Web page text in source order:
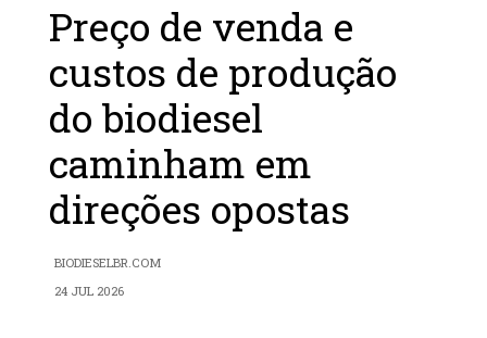
Preço de venda e
custos de produção
do biodiesel
caminham em
direções opostas
BIODIESELBR.COM
24 JUL 2026